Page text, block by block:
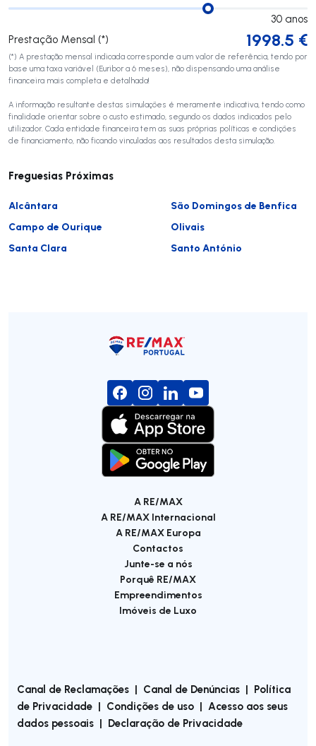
30 anos
Prestação Mensal (*)
1998.5 €
(*) A prestação mensal indicada corresponde a um valor de referência, tendo por
base uma taxa variável (Euribor a 6 meses), não dispensando uma análise
financeira mais completa e detalhada!
A informação resultante destas simulações é meramente indicativa, tendo como
finalidade orientar sobre o custo estimado, segundo os dados indicados pelo
utilizador. Cada entidade financeira tem as suas próprias políticas e condições
de financiamento, não ficando vinculadas aos resultados desta simulação.
Freguesias Próximas
Alcântara
São Domingos de Benfica
Campo de Ourique
Olivais
Santa Clara
Santo António
A RE/MAX
A RE/MAX Internacional
A RE/MAX Europa
Contactos
Junte-se a nós
Porquê RE/MAX
Empreendimentos
Imóveis de Luxo
Canal de Reclamações | Canal de Denúncias | Política
de Privacidade | Condições de uso | Acesso aos seus
dados pessoais | Declaração de Privacidade